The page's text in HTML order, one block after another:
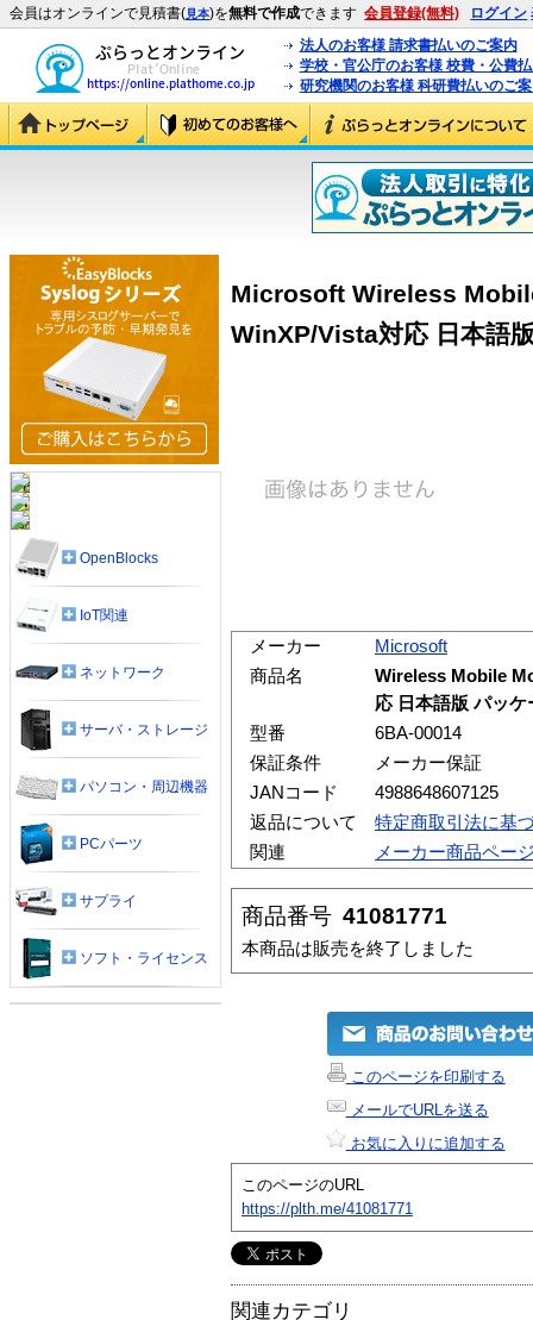
会員はオンラインで見積書(見本)を無料で作成できます 会員登録(無料) ログイン
法人のお客様 請求書払いのご案内
学校・官公庁のお客様 校費・公費
研究機関のお客様 科研費払いのご
Microsoft Wireless
WinXP/Vista対応 日本語
メーカー
Microsoft
商品名
Wireless Mobile
応 日本語版 パッケ
型番
6BA-00014
保証条件
メーカー保証
JANコード
4988648607125
返品について
特定商取引法に基
関連
メーカー商品ペー
商品番号 41081771
本商品は販売を終了しました
このページを印刷する
メールでURLを送る
お気に入りに追加する
このページのURL
https://plth.me/41081771
関連カテゴリ
OpenBlocks
IoT関連
ネットワーク
サーバ・ストレージ
パソコン・周辺機器
PCパーツ
サプライ
ソフト・ライセンス